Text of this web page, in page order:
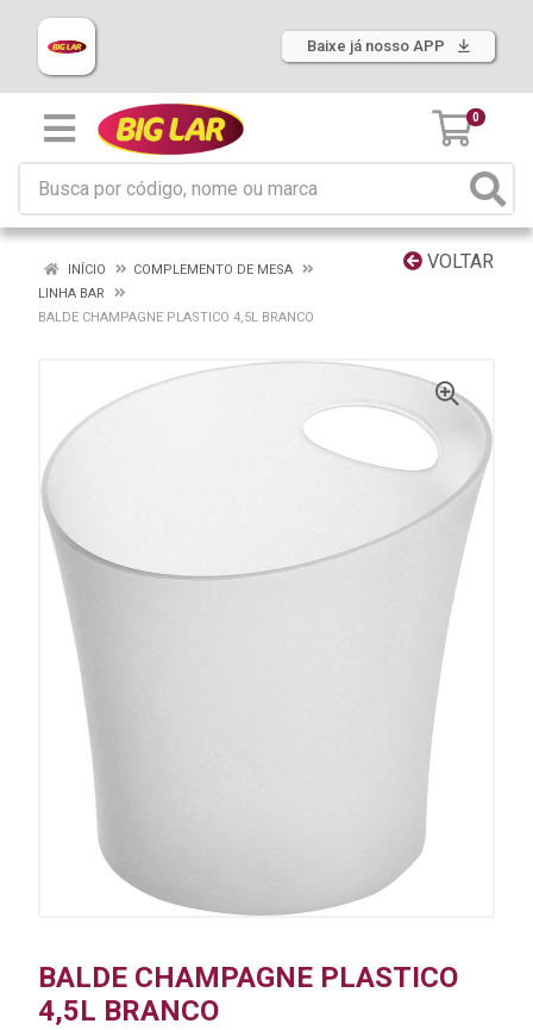
Baixe já nosso APP
0
VOLTAR
INÍCIO
COMPLEMENTO DE MESA
LINHA BAR
BALDE CHAMPAGNE PLASTICO 4,5L BRANCO
BALDE CHAMPAGNE PLASTICO
4,5L BRANCO